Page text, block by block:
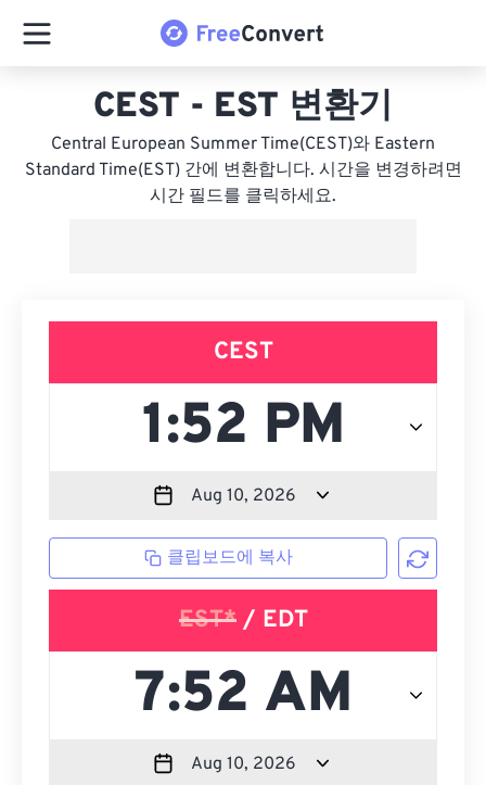
CEST - EST 변환기
Central European Summer Time(CEST)와 Eastern
Standard Time(EST) 간에 변환합니다. 시간을 변경하려면
시간 필드를 클릭하세요.
CEST
클립보드에 복사
EST*/ EDT